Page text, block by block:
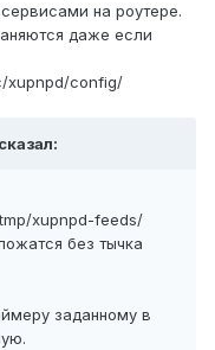
на роутере.
даже если
xupnpd/config/
xupnpd-feeds/
без тычка
заданному в